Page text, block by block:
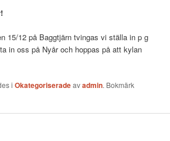
15/12 på Baggtjärn tvingas vi ställa in p g
in oss på Nyår och hoppas på att kylan
iOkategoriseradeavadmin. Bokmärk